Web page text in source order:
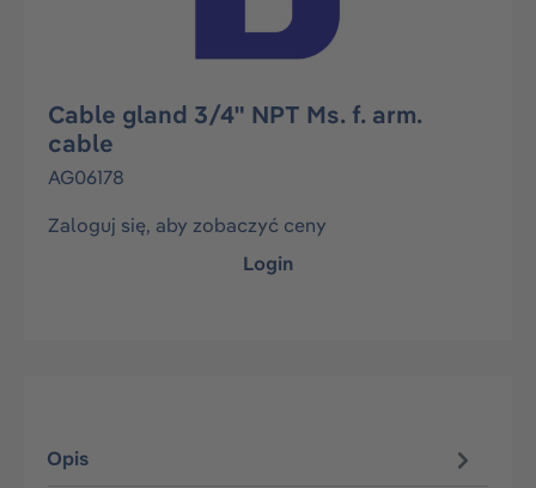
Cable gland 3/4" NPT Ms. f. arm.
cable
AG06178
Zaloguj się, aby zobaczyć ceny
Login
Opis